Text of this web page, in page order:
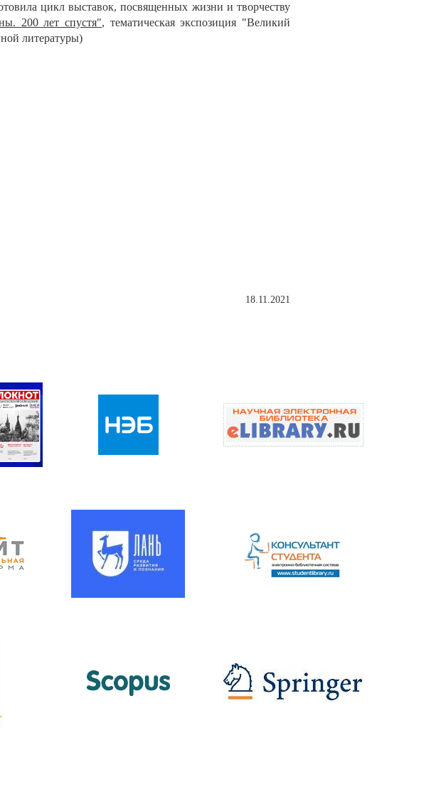
цикл выставок, посвященных жизни и творчеству
200 лет спустя", тематическая экспозиция "Великий
литературы)
18.11.2021